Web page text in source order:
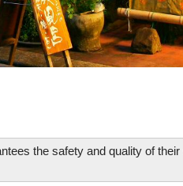
the safety and quality of